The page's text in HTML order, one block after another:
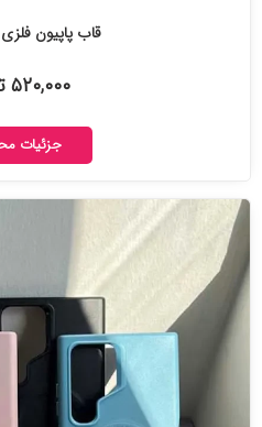
قاب پاپیون فلزی کد-
۵۲۰,۰۰۰ تومان
جزئیات